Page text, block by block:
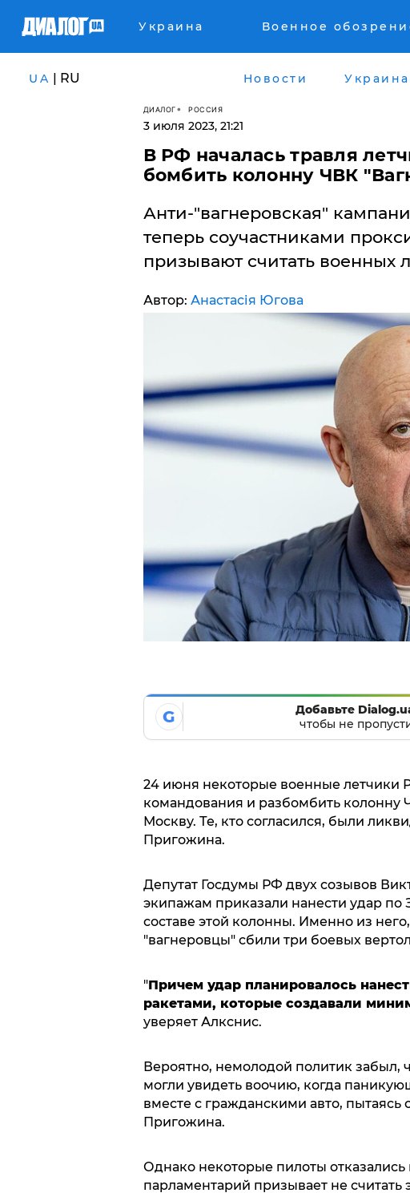
Украина Военное
UA | RU Новости Украина
ДИАЛОГ РОССИЯ
3 июля 2023, 21:21
В РФ началась травля
бомбить колонну ЧВК
Анти-"вагнеровская"
теперь соучастниками
призывают считать военных
Автор: Анастасія Югова
G
Добавьте
чтобы не
24 июня некоторые военные летчики
командования и разбомбить колонну
Москву. Те, кто согласился, были
Пригожина.
Депутат Госдумы РФ двух созывов
экипажам приказали нанести удар
составе этой колонны. Именно из
"вагнеровцы" сбили три боевых
"Причем удар планировалось
ракетами, которые создавали
уверяет Алкснис.
Вероятно, немолодой политик забыл,
могли увидеть воочию, когда
вместе с гражданскими авто, пытаясь
Пригожина.
Однако некоторые пилоты
парламентарий призывает не считать